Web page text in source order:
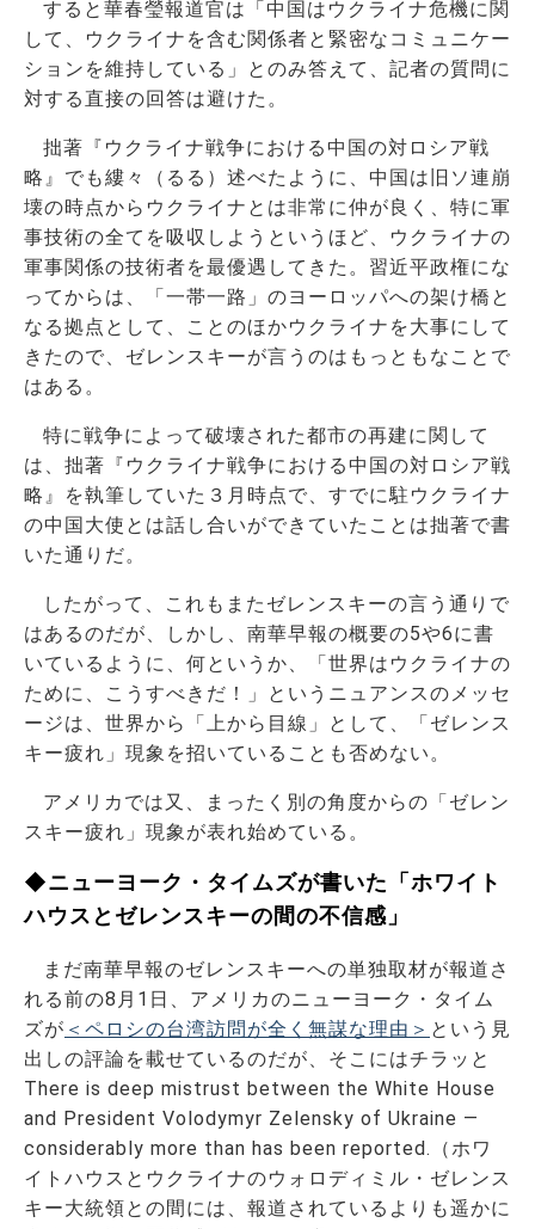
すると華春瑩報道官は「中国はウクライナ危機に関
して、ウクライナを含む関係者と緊密なコミュニケー
ションを維持している」とのみ答えて、記者の質問に
対する直接の回答は避けた。
拙著『ウクライナ戦争における中国の対ロシア戦
略』でも縷々（るる）述べたように、中国は旧ソ連崩
壊の時点からウクライナとは非常に仲が良く、特に軍
事技術の全てを吸収しようというほど、ウクライナの
軍事関係の技術者を最優遇してきた。習近平政権にな
ってからは、「一帯一路」のヨーロッパへの架け橋と
なる拠点として、ことのほかウクライナを大事にして
きたので、ゼレンスキーが言うのはもっともなことで
はある。
特に戦争によって破壊された都市の再建に関して
は、拙著『ウクライナ戦争における中国の対ロシア戦
略』を執筆していた３月時点で、すでに駐ウクライナ
の中国大使とは話し合いができていたことは拙著で書
いた通りだ。
したがって、これもまたゼレンスキーの言う通りで
はあるのだが、しかし、南華早報の概要の5や6に書
いているように、何というか、「世界はウクライナの
ために、こうすべきだ！」というニュアンスのメッセ
ージは、世界から「上から目線」として、「ゼレンス
キー疲れ」現象を招いていることも否めない。
アメリカでは又、まったく別の角度からの「ゼレン
スキー疲れ」現象が表れ始めている。
◆ニューヨーク・タイムズが書いた「ホワイト
ハウスとゼレンスキーの間の不信感」
まだ南華早報のゼレンスキーへの単独取材が報道さ
れる前の8月1日、アメリカのニューヨーク・タイム
ズが ＜ペロシの台湾訪問が全く無謀な理由＞ という見
出しの評論を載せているのだが、そこにはチラッと
There is deep mistrust between the White House
and President Volodymyr Zelensky of Ukraine —
considerably more than has been reported.（ホワ
イトハウスとウクライナのウォロディミル・ゼレンス
キー大統領との間には、報道されているよりも遥かに